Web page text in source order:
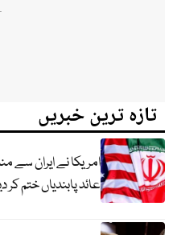
تازہ ترین خبریں
عائد پابندیاں ختم کر